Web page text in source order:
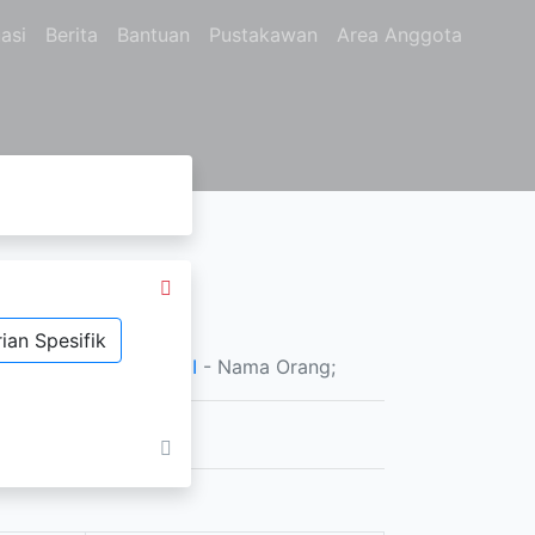
Berita Bantuan Pustakawan Area Anggota
Spesifik
P, SYIFA SAHARANI - Nama Orang;